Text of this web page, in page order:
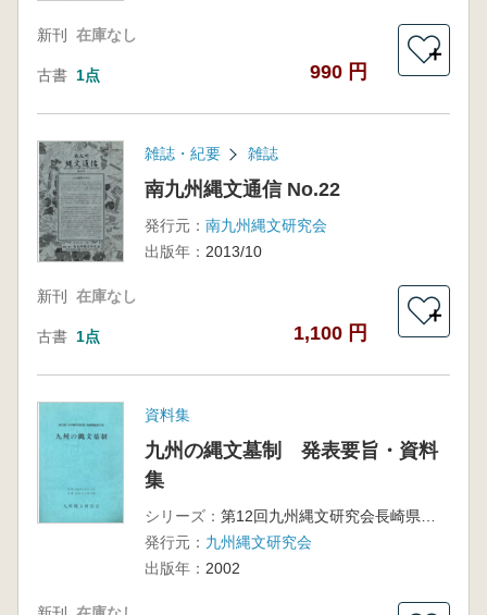
新刊 在庫なし
古書 1点 990 円
＋
雑誌・紀要 雑誌
南九州縄文通信 No.22
発行元： 南九州縄文研究会
出版年： 2013/10
新刊 在庫なし
古書 1点 1,100 円
＋
資料集
九州の縄文墓制 発表要旨・資料
集
シリーズ：
発行元： 九州縄文研究会
出版年： 2002